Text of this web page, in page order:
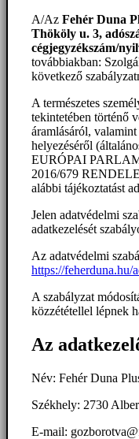
A/Az Fehér Duna
Thököly u. 3,
cégjegyzékszám/
továbbiakban:
következő
A természetes
tekintetében történő
áramlásáról,
helyezéséről
EURÓPAI
2016/679
alábbi tájékoztatást
Jelen adatvédelmi
adatkezelését
Az adatvédelmi
https://feherduna.hu/
A szabályzat
közzététellel lépnek
Az
Név: Fehér Duna
Székhely: 2730
E-mail: